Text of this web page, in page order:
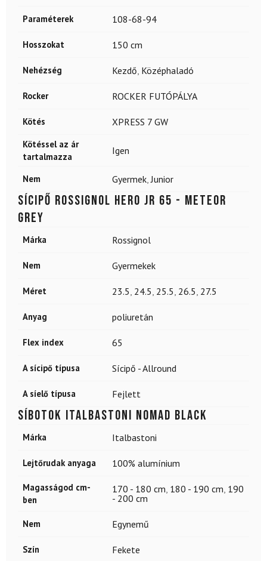
Paraméterek 108-68-94
Hosszokat 150 cm
Nehézség Kezdő Középhaladó
Rocker ROCKER FUTÓPÁLYA
Kötés XPRESS 7 GW
Kötéssel az ár
tartalmazza
Igen
Nem Gyermek ,Junior
Sícipő ROSSIGNOL Hero JR 65 - Meteor
Grey
Márka Rossignol
Nem Gyermekek
Méret 23.5 24.5 25.5 26.5 27.5
Anyag poliuretán
Flex index 65
A sícipő típusa Sícipő - Allround
A síelő típusa Fejlett
Síbotok ITALBASTONI Nomad Black
Márka Italbastoni
Lejtőrudak anyaga 100% alumínium
Magasságod cm-
ben
170 - 180 cm 180 - 190 cm 190
- 200 cm
Nem Egynemű
Szín Fekete